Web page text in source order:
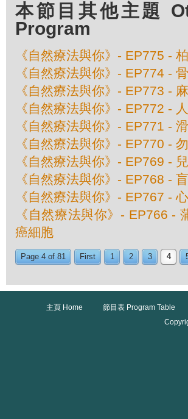
本節目其他主題
Program
《自然療法與你》- EP775 -
《自然療法與你》- EP774 -
《自然療法與你》- EP773 -
《自然療法與你》- EP772 -
《自然療法與你》- EP771 -
《自然療法與你》- EP770 -
《自然療法與你》- EP769 -
《自然療法與你》- EP768 -
《自然療法與你》- EP767 -
《自然療法與你》- EP766 -
癌細胞
Page 4 of 81 First 1 2 3 4
主頁 Home 節目表 Program Table